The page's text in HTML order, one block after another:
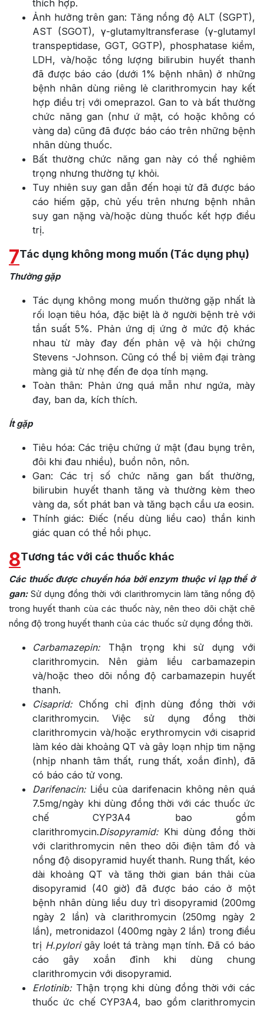
thích hợp.
Ảnh hưởng trên gan: Tăng nồng độ ALT (SGPT),
AST (SGOT), γ-glutamyltransferase (γ-glutamyl
transpeptidase, GGT, GGTP), phosphatase kiềm,
LDH, và/hoặc tổng lượng bilirubin huyết thanh
đã được báo cáo (dưới 1% bệnh nhân) ở những
bệnh nhân dùng riêng lẻ clarithromycin hay kết
hợp điều trị với omeprazol. Gan to và bất thường
chức năng gan (như ứ mật, có hoặc không có
vàng da) cũng đã được báo cáo trên những bệnh
nhân dùng thuốc.
Bất thường chức năng gan này có thể nghiêm
trọng nhưng thường tự khỏi.
Tuy nhiên suy gan dẫn đến hoại tử đã được báo
cáo hiếm gặp, chủ yếu trên nhưng bệnh nhân
suy gan nặng và/hoặc dùng thuốc kết hợp điều
trị.
7Tác dụng không mong muốn (Tác dụng phụ)
Thường gặp
Tác dụng không mong muốn thường gặp nhất là
rối loạn tiêu hóa, đặc biệt là ở người bệnh trẻ với
tần suất 5%. Phản ứng dị ứng ở mức độ khác
nhau từ mày đay đến phản vệ và hội chứng
Stevens -Johnson. Cũng có thể bị viêm đại tràng
màng giả từ nhẹ đến đe dọa tính mạng.
Toàn thân: Phản ứng quá mẫn như ngứa, mày
đay, ban da, kích thích.
Ít gặp
Tiêu hóa: Các triệu chứng ứ mật (đau bụng trên,
đôi khi đau nhiều), buồn nôn, nôn.
Gan: Các trị số chức năng gan bất thường,
bilirubin huyết thanh tăng và thường kèm theo
vàng da, sốt phát ban và tăng bạch cầu ưa eosin.
Thính giác: Điếc (nếu dùng liều cao) thần kinh
giác quan có thể hồi phục.
8Tương tác với các thuốc khác
Các thuốc được chuyển hóa bời enzym thuộc vi lạp thể ở
gan:Sử dụng đồng thời với clarithromycin làm tăng nồng độ
trong huyết thanh cùa các thuốc này, nên theo dõi chặt chẽ
nồng độ trong huyết thanh của các thuốc sử dụng đồng thời.
Carbamazepin:Thận trọng khi sử dụng với
clarithromycin. Nên giảm liều carbamazepin
và/hoặc theo dõi nồng độ carbamazepin huyết
thanh.
Cisaprid:Chống chỉ định dùng đồng thời với
clarithromycin. Việc sử dụng đồng thời
clarithromycin và/hoặc erythromycin với cisaprid
làm kéo dài khoảng QT và gây loạn nhịp tim nặng
(nhịp nhanh tâm thất, rung thất, xoắn đỉnh), đã
có báo cáo tử vong.
Darifenacin:Liều của darifenacin không nên quá
7.5mg/ngày khi dùng đồng thời với các thuốc ức
chế CYP3A4 bao gồm
clarithromycin.Disopyramid:Khi dùng đồng thời
với clarithromycin nên theo dõi điện tâm đồ và
nồng độ disopyramid huyết thanh. Rung thất, kéo
dài khoảng QT và tăng thời gian bán thải cùa
disopyramid (40 giờ) đã được báo cáo ở một
bệnh nhân dùng liều duy trì disopyramid (200mg
ngày 2 lần) và clarithromycin (250mg ngày 2
lần), metronidazol (400mg ngày 2 lần) trong điều
trị H.pylori gây loét tá tràng mạn tính. Đã có báo
cáo gây xoắn đỉnh khi dùng chung
clarithromycin với disopyramid.
Erlotinib:Thận trọng khi dùng đồng thời với các
thuốc ức chế CYP3A4, bao gồm clarithromycin